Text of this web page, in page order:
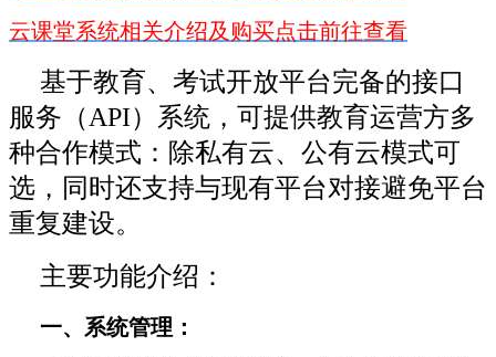
云课堂系统相关介绍及购买点击前往查看
基于教育、考试开放平台完备的接口
服务（API）系统，可提供教育运营方多
种合作模式：除私有云、公有云模式可
选，同时还支持与现有平台对接避免平台
重复建设。
主要功能介绍：
一、系统管理：